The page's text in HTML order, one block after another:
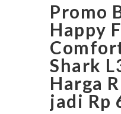
Promo
Happy
Shark
Harga
jadi Rp